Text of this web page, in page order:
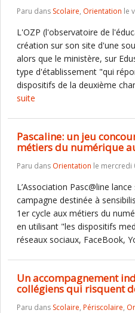
Paru dans Scolaire, Orientation le
L'OZP (l'observatoire de
création sur son site d'une
alors que le ministère, sur
type d'établissement "qui
dispositifs de la deuxième
suite
Pascaline: un jeu
métiers du numérique
Paru dans Orientation le mercredi
L’Association Pasc@line
campagne destinée à
1er cycle aux métiers du
en utilisant "les dispositifs
réseaux sociaux, FaceBook,
Un accompagnement
collégiens qui risquent
Paru dans Scolaire, Périscolaire,